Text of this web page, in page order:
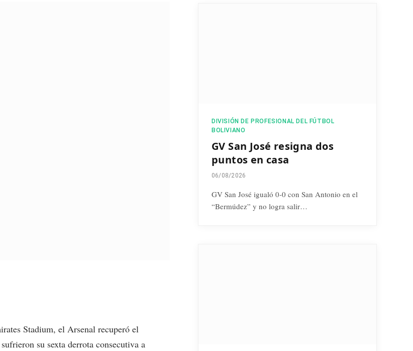
Stadium, el Arsenal recuperó el
su sexta derrota consecutiva a
DIVISIÓN DE PROFESIONAL DEL FÚTBOL
BOLIVIANO
GV San José resigna dos
puntos en casa
06/08/2026
GV San José igualó 0-0 con San Antonio en el
“Bermúdez” y no logra salir…